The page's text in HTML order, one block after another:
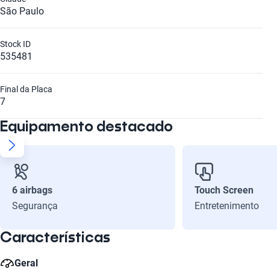
São Paulo
535481
Stock ID
7
Final da Placa
Equipamento destacado
6 airbags
Segurança
Touch Screen
Entretenimento
Características
Geral